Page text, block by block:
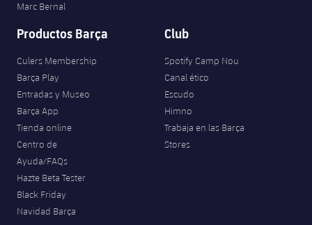
Marc Bernal
Productos Barça
Culers Membership
Barça Play
Entradas y Museo
Barça App
Tienda online
Centro de
Ayuda/FAQs
Hazte Beta Tester
Black Friday
Navidad Barça
Club
Spotify Camp Nou
Canal ético
Escudo
Himno
Trabaja en las Barça
Stores